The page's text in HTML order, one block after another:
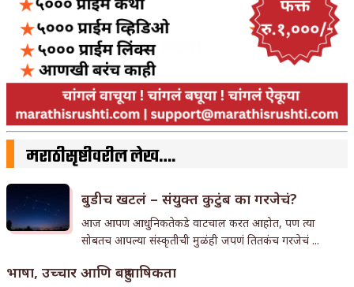
मराठीसृष्टीवरील लेख….
बुडीच खटलं – संयुक्त कुटुंब का गरजेचं?
आज आपण आधुनिकतेकडे वाटचाल करत आहोत, पण त्या
सोबतच आपल्या संस्कृतीची मुळंही जपणं तितकंच गरजेचं ...
भाषा, उच्चार आणि बहुभाषिकता